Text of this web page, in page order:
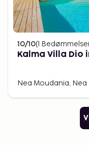
10/10(1
Kalma Villa Dio
Nea Moudania,